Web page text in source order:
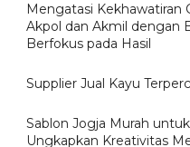
Mengatasi Kekhawatiran
Akpol dan Akmil dengan
Berfokus pada Hasil
Supplier Jual Kayu
Sablon Jogja Murah
Ungkapkan Kreativitas